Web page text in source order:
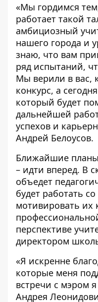
«Мы гордимся
работает такой
амбициозный
нашего города и
знаю, что вам
ряд испытаний,
Мы верили в вас,
конкурс, а
который будет
дальнейшей
успехов и
Андрей Белоусов.
Ближайшие планы
– идти вперед. В
объедет
будет работать
мотивировать их
перспективе
директором
«Я искренне
которые меня
встречи с мэром
Андрея